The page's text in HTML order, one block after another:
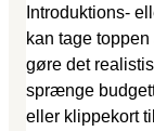
Introduktions-
kan tage
gøre det
sprænge
eller klippekort